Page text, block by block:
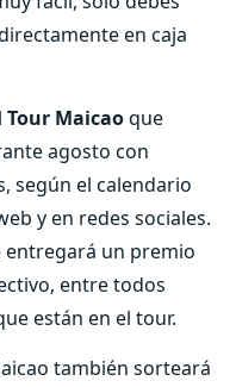
en caja
Tour Maicaoque
agosto con
según el calendario
y en redes sociales.
entregará un premio
entre todos
están en el tour.
también sorteará